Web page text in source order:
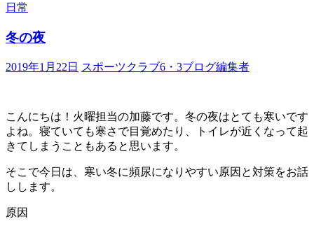
日常
冬の夜
2019年1月22日 スポーツクラブ6・3ブログ編集者
こんにちは！火曜担当の加藤です。冬の夜はとても寒いです
よね。寝ていても寒さで目覚めたり、トイレが近くなって起
きてしまうこともあると思います。
そこで今日は、寒い冬に頻尿になりやすい原因と対策をお話
しします。
原因